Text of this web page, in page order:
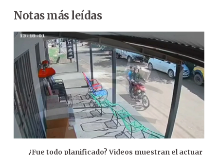
Notas más leídas
¿Fue todo planificado? Videos muestran el actuar